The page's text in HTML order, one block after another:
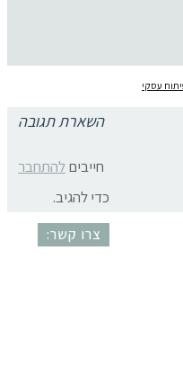
השארת תגובה
חייביםלהתחבר
כדי להגיב.
צרו קשר: